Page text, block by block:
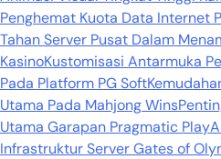
Penghemat Kuota Data Internet
Tahan Server Pusat Dalam
KasinoKustomisasi Antarmuka
Pada Platform PG Soft
Utama Pada Mahjong Wins
Utama Garapan Pragmatic Play
Infrastruktur Server Gates of